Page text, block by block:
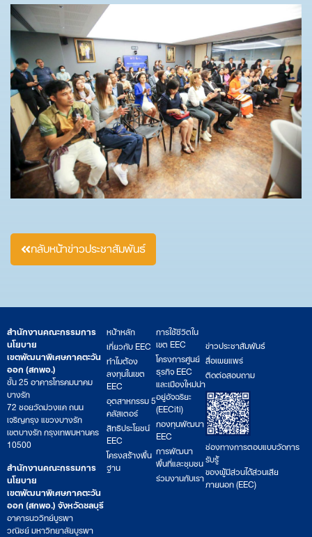
กลับหน้าข่าวประชาสัมพันธ์
สำนักงานคณะกรรมการ
นโยบาย
เขตพัฒนาพิเศษภาคตะวัน
ออก (สกพอ.)
ชั้น 25 อาคารโทรคมนาคม
บางรัก
72 ซอยวัดม่วงแค ถนน
เจริญกรุง แขวงบางรัก
เขตบางรัก กรุงเทพมหานคร
10500
สำนักงานคณะกรรมการ
นโยบาย
เขตพัฒนาพิเศษภาคตะวัน
ออก (สกพอ.) จังหวัดชลบุรี
อาคารนววิทย์บูรพา
วณิชย์ มหาวิทยาลัยบูรพา
หน้าหลัก
เกี่ยวกับ EEC
ทำไมต้อง
ลงทุนในเขต
EEC
อุตสาหกรรม 5
คลัสเตอร์
สิทธิประโยชน์
EEC
โครงสร้างพื้น
ฐาน
การใช้ชีวิตใน
เขต EEC
โครงการศูนย์
ธุรกิจ EEC
และเมืองใหม่น่า
อยู่อัจฉริยะ
(EECiti)
กองทุนพัฒนา
EEC
การพัฒนา
พื้นที่และชุมชน
ร่วมงานกับเรา
ข่าวประชาสัมพันธ์
สื่อเผยแพร่
ติดต่อสอบถาม
ช่องทางการตอบแบบวัดการ
รับรู้
ของผู้มีส่วนได้ส่วนเสีย
ภายนอก (EEC)